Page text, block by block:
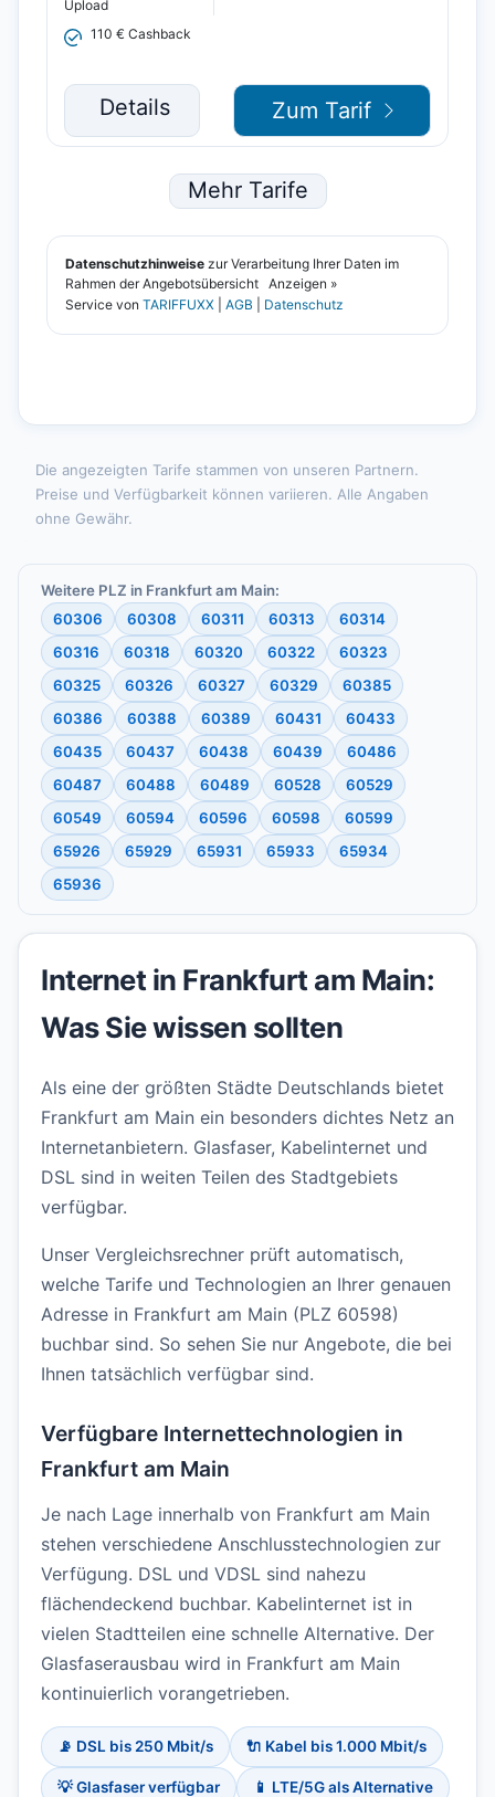
Die angezeigten Tarife stammen von unseren Partnern.
Preise und Verfügbarkeit können variieren. Alle Angaben
ohne Gewähr.
Weitere PLZ in Frankfurt am Main:
60306
60308 60311 60313
60314
60316
60318 60320 60322
60323
60325
60326 60327 60329
60385
60386
60388 60389 60431
60433
60435
60437 60438 60439
60486
60487
60488 60489 60528
60529
60549
60594 60596 60598
60599
65926
65929 65931 65933
65934
65936
Internet in Frankfurt am Main:
Was Sie wissen sollten
Als eine der größten Städte Deutschlands bietet
Frankfurt am Main ein besonders dichtes Netz an
Internetanbietern. Glasfaser, Kabelinternet und
DSL sind in weiten Teilen des Stadtgebiets
verfügbar.
Unser Vergleichsrechner prüft automatisch,
welche Tarife und Technologien an Ihrer genauen
Adresse in Frankfurt am Main (PLZ 60598)
buchbar sind. So sehen Sie nur Angebote, die bei
Ihnen tatsächlich verfügbar sind.
Verfügbare Internettechnologien in
Frankfurt am Main
Je nach Lage innerhalb von Frankfurt am Main
stehen verschiedene Anschlusstechnologien zur
Verfügung. DSL und VDSL sind nahezu
flächendeckend buchbar. Kabelinternet ist in
vielen Stadtteilen eine schnelle Alternative. Der
Glasfaserausbau wird in Frankfurt am Main
kontinuierlich vorangetrieben.
📡 DSL bis 250 Mbit/s 🔌 Kabel bis 1.000 Mbit/s
💡 Glasfaser verfügbar 📱 LTE/5G als Alternative